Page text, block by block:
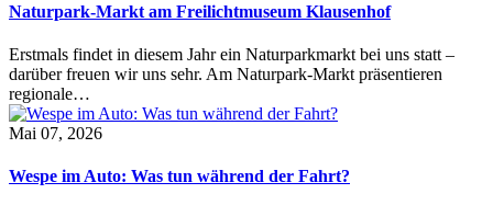
Naturpark-Markt am Freilichtmuseum Klausenhof
Erstmals findet in diesem Jahr ein Naturparkmarkt bei uns statt –
darüber freuen wir uns sehr. Am Naturpark-Markt präsentieren
regionale…
Mai 07, 2026
Wespe im Auto: Was tun während der Fahrt?